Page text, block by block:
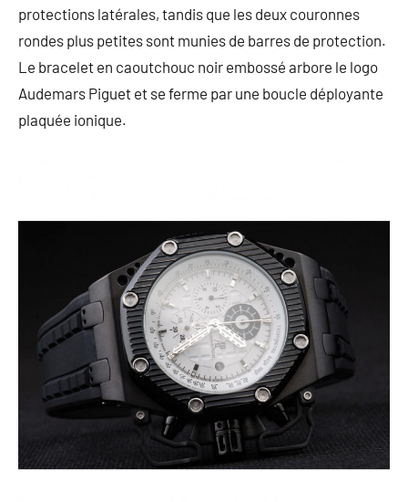
protections latérales, tandis que les deux couronnes
rondes plus petites sont munies de barres de protection.
Le bracelet en caoutchouc noir embossé arbore le logo
Audemars Piguet et se ferme par une boucle déployante
plaquée ionique.